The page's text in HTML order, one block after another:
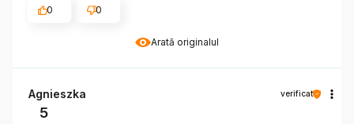
Arată originalul
0
0
Agnieszka verificat
5